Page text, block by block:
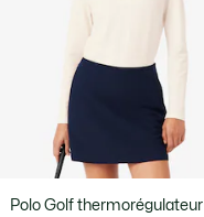
Polo Golf thermorégulateur